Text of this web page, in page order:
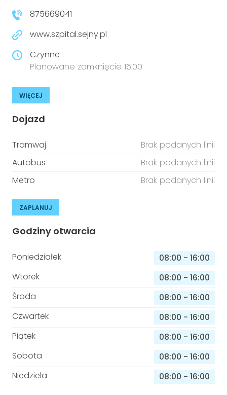
875669041
www.szpital.sejny.pl
Czynne
Planowane zamknięcie 16:00
WIĘCEJ
Dojazd
Tramwaj
Brak podanych linii
Autobus
Brak podanych linii
Metro
Brak podanych linii
ZAPLANUJ
Godziny otwarcia
Poniedziałek 08:00 - 16:00
Wtorek
08:00 - 16:00
Środa
08:00 - 16:00
Czwartek
08:00 - 16:00
Piątek
08:00 - 16:00
Sobota
08:00 - 16:00
Niedziela
08:00 - 16:00